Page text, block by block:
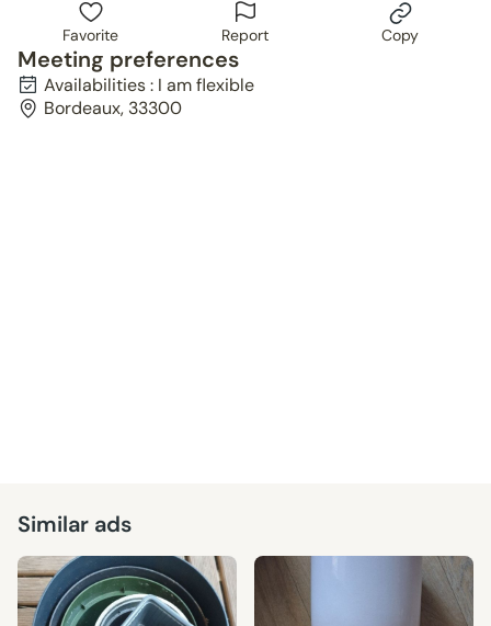
Favorite Report Copy
Meeting preferences
Availabilities : I am flexible
Bordeaux, 33300
Similar ads